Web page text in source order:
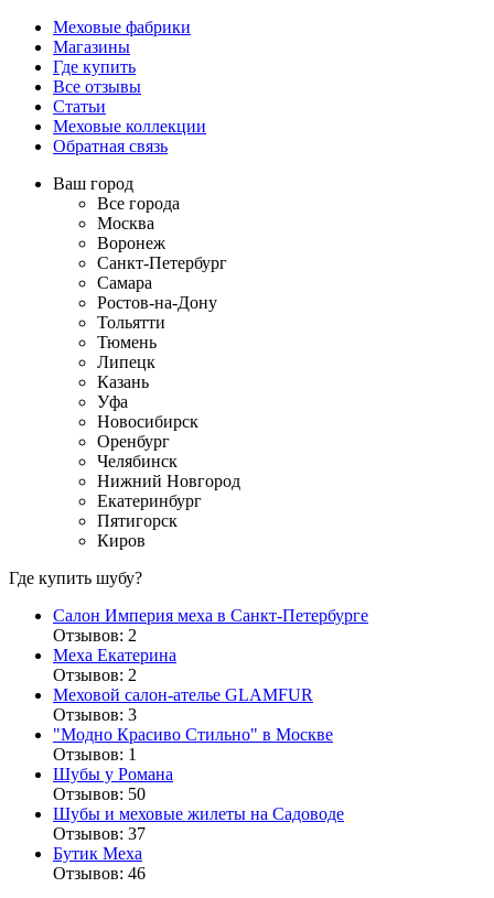
Меховые фабрики
Магазины
Где купить
Все отзывы
Статьи
Меховые коллекции
Обратная связь
Ваш город
Все города
Москва
Воронеж
Санкт-Петербург
Самара
Ростов-на-Дону
Тольятти
Тюмень
Липецк
Казань
Уфа
Новосибирск
Оренбург
Челябинск
Нижний Новгород
Екатеринбург
Пятигорск
Киров
Где купить шубу?
Салон Империя меха в Санкт-Петербурге
Отзывов: 2
Меха Екатерина
Отзывов: 2
Меховой салон-ателье GLAMFUR
Отзывов: 3
"Модно Красиво Стильно" в Москве
Отзывов: 1
Шубы у Романа
Отзывов: 50
Шубы и меховые жилеты на Садоводе
Отзывов: 37
Бутик Меха
Отзывов: 46